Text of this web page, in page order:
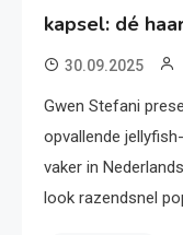
kapsel: dé
30.09.2025
Gwen Stefani
opvallende
vaker in
look razendsnel